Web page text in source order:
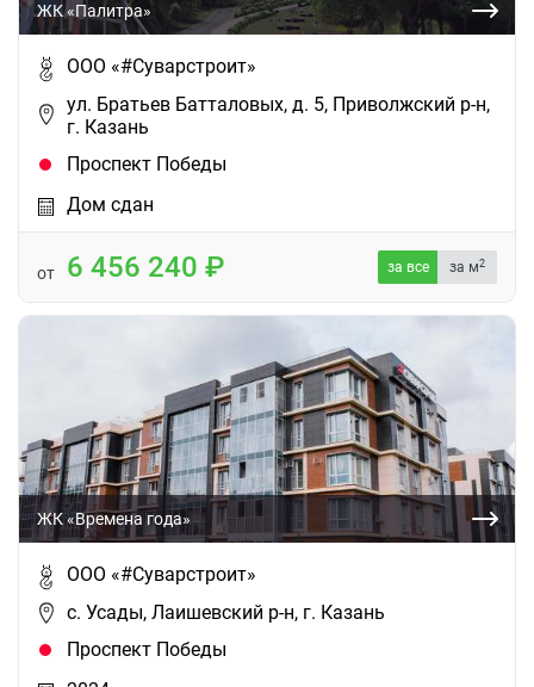
ЖК «Палитра»
ООО «#Суварстроит»
ул. Братьев Батталовых, д. 5, Приволжский р-н,
г. Казань
Проспект Победы
Дом сдан
от 6 456 240 за все за м2
ЖК «Времена года»
ООО «#Суварстроит»
с. Усады, Лаишевский р-н, г. Казань
Проспект Победы